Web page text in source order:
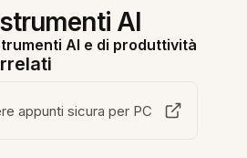
AI
AI e di produttività
appunti sicura per PC